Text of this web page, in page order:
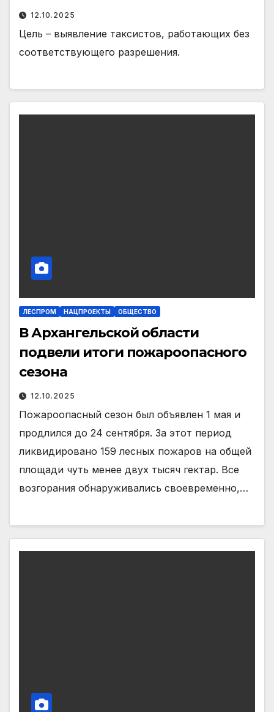
12.10.2025
Цель – выявление таксистов, работающих без
соответствующего разрешения.
ЛЕСПРОМ НАЦПРОЕКТЫ ОБЩЕСТВО
В Архангельской области
подвели итоги пожароопасного
сезона
12.10.2025
Пожароопасный сезон был объявлен 1 мая и
продлился до 24 сентября. За этот период
ликвидировано 159 лесных пожаров на общей
площади чуть менее двух тысяч гектар. Все
возгорания обнаруживались своевременно,…